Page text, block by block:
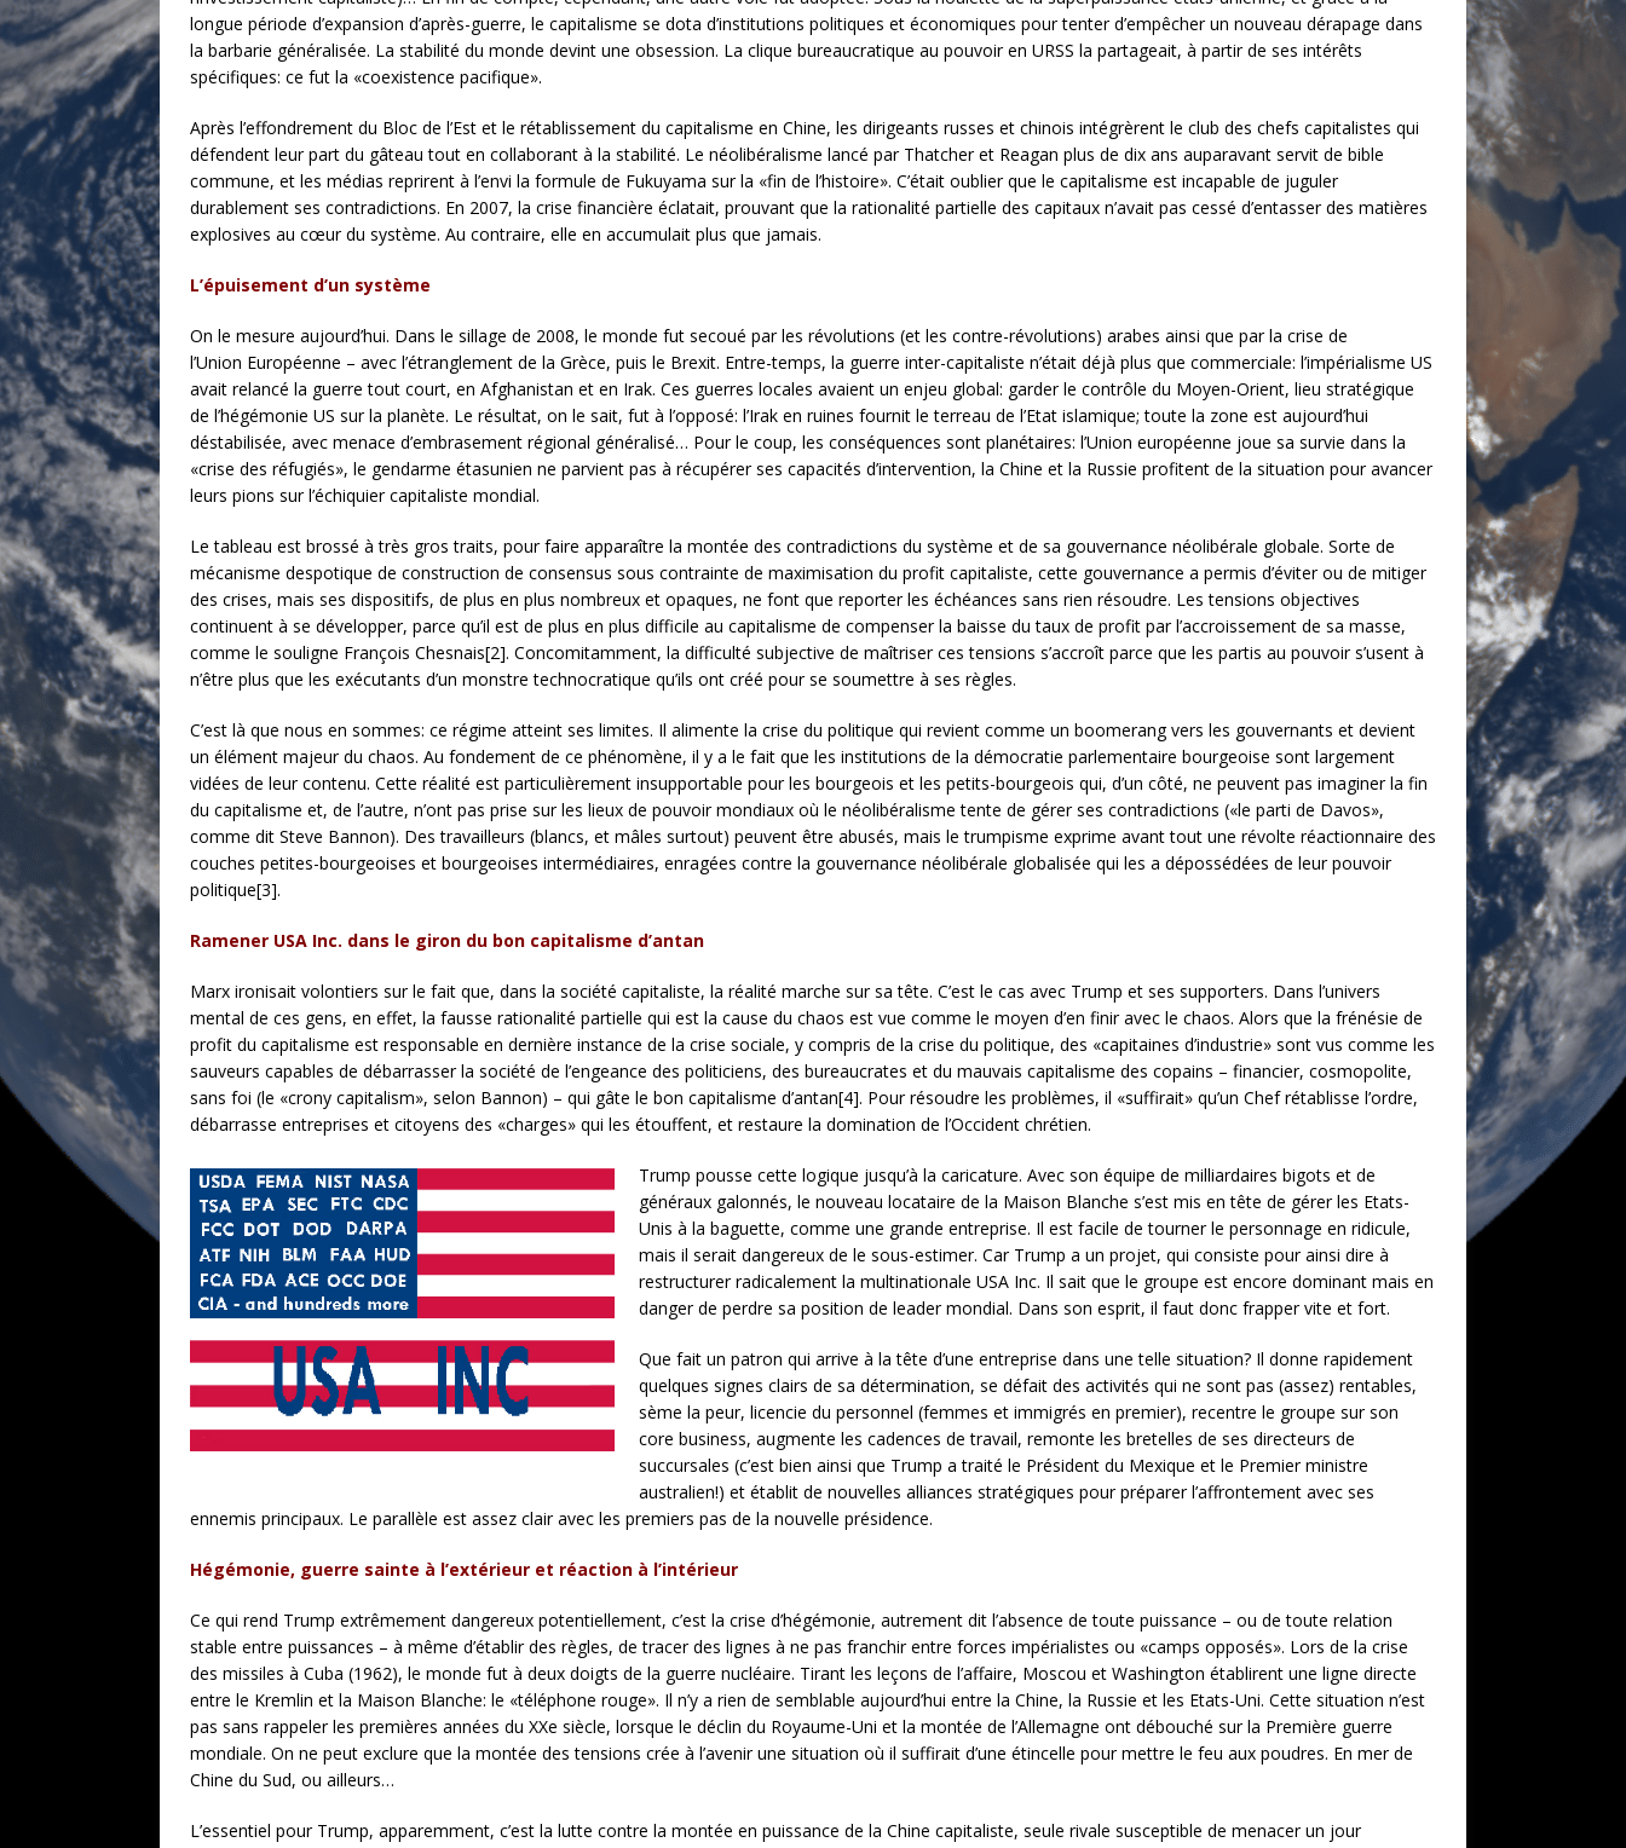
longue période d’expansion d’après-guerre, le capitalisme se dota d’institutions politiques et économiques pour tenter d’empêcher un nouveau dérapage dans
la barbarie généralisée. La stabilité du monde devint une obsession. La clique bureaucratique au pouvoir en URSS la partageait, à partir de ses intérêts
spécifiques: ce fut la «coexistence pacifique».
Après l’effondrement du Bloc de l’Est et le rétablissement du capitalisme en Chine, les dirigeants russes et chinois intégrèrent le club des chefs capitalistes qui
défendent leur part du gâteau tout en collaborant à la stabilité. Le néolibéralisme lancé par Thatcher et Reagan plus de dix ans auparavant servit de bible
commune, et les médias reprirent à l’envi la formule de Fukuyama sur la «fin de l’histoire». C’était oublier que le capitalisme est incapable de juguler
durablement ses contradictions. En 2007, la crise financière éclatait, prouvant que la rationalité partielle des capitaux n’avait pas cessé d’entasser des matières
explosives au cœur du système. Au contraire, elle en accumulait plus que jamais.
L’épuisement d’un système
On le mesure aujourd’hui. Dans le sillage de 2008, le monde fut secoué par les révolutions (et les contre-révolutions) arabes ainsi que par la crise de
l’Union Européenne – avec l’étranglement de la Grèce, puis le Brexit. Entre-temps, la guerre inter-capitaliste n’était déjà plus que commerciale: l’impérialisme US
avait relancé la guerre tout court, en Afghanistan et en Irak. Ces guerres locales avaient un enjeu global: garder le contrôle du Moyen-Orient, lieu stratégique
de l’hégémonie US sur la planète. Le résultat, on le sait, fut à l’opposé: l’Irak en ruines fournit le terreau de l’Etat islamique; toute la zone est aujourd’hui
déstabilisée, avec menace d’embrasement régional généralisé… Pour le coup, les conséquences sont planétaires: l’Union européenne joue sa survie dans la
«crise des réfugiés», le gendarme étasunien ne parvient pas à récupérer ses capacités d’intervention, la Chine et la Russie profitent de la situation pour avancer
leurs pions sur l’échiquier capitaliste mondial.
Le tableau est brossé à très gros traits, pour faire apparaître la montée des contradictions du système et de sa gouvernance néolibérale globale. Sorte de
mécanisme despotique de construction de consensus sous contrainte de maximisation du profit capitaliste, cette gouvernance a permis d’éviter ou de mitiger
des crises, mais ses dispositifs, de plus en plus nombreux et opaques, ne font que reporter les échéances sans rien résoudre. Les tensions objectives
continuent à se développer, parce qu’il est de plus en plus difficile au capitalisme de compenser la baisse du taux de profit par l’accroissement de sa masse,
comme le souligne François Chesnais[2]. Concomitamment, la difficulté subjective de maîtriser ces tensions s’accroît parce que les partis au pouvoir s’usent à
n’être plus que les exécutants d’un monstre technocratique qu’ils ont créé pour se soumettre à ses règles.
C’est là que nous en sommes: ce régime atteint ses limites. Il alimente la crise du politique qui revient comme un boomerang vers les gouvernants et devient
un élément majeur du chaos. Au fondement de ce phénomène, il y a le fait que les institutions de la démocratie parlementaire bourgeoise sont largement
vidées de leur contenu. Cette réalité est particulièrement insupportable pour les bourgeois et les petits-bourgeois qui, d’un côté, ne peuvent pas imaginer la fin
du capitalisme et, de l’autre, n’ont pas prise sur les lieux de pouvoir mondiaux où le néolibéralisme tente de gérer ses contradictions («le parti de Davos»,
comme dit Steve Bannon). Des travailleurs (blancs, et mâles surtout) peuvent être abusés, mais le trumpisme exprime avant tout une révolte réactionnaire des
couches petites-bourgeoises et bourgeoises intermédiaires, enragées contre la gouvernance néolibérale globalisée qui les a dépossédées de leur pouvoir
politique[3].
Ramener USA Inc. dans le giron du bon capitalisme d’antan
Marx ironisait volontiers sur le fait que, dans la société capitaliste, la réalité marche sur sa tête. C’est le cas avec Trump et ses supporters. Dans l’univers
mental de ces gens, en effet, la fausse rationalité partielle qui est la cause du chaos est vue comme le moyen d’en finir avec le chaos. Alors que la frénésie de
profit du capitalisme est responsable en dernière instance de la crise sociale, y compris de la crise du politique, des «capitaines d’industrie» sont vus comme les
sauveurs capables de débarrasser la société de l’engeance des politiciens, des bureaucrates et du mauvais capitalisme des copains – financier, cosmopolite,
sans foi (le «crony capitalism», selon Bannon) – qui gâte le bon capitalisme d’antan[4]. Pour résoudre les problèmes, il «suffirait» qu’un Chef rétablisse l’ordre,
débarrasse entreprises et citoyens des «charges» qui les étouffent, et restaure la domination de l’Occident chrétien.
Trump pousse cette logique jusqu’à la caricature. Avec son équipe de milliardaires bigots et de
généraux galonnés, le nouveau locataire de la Maison Blanche s’est mis en tête de gérer les Etats-
Unis à la baguette, comme une grande entreprise. Il est facile de tourner le personnage en ridicule,
mais il serait dangereux de le sous-estimer. Car Trump a un projet, qui consiste pour ainsi dire à
restructurer radicalement la multinationale USA Inc. Il sait que le groupe est encore dominant mais en
danger de perdre sa position de leader mondial. Dans son esprit, il faut donc frapper vite et fort.
Que fait un patron qui arrive à la tête d’une entreprise dans une telle situation? Il donne rapidement
quelques signes clairs de sa détermination, se défait des activités qui ne sont pas (assez) rentables,
sème la peur, licencie du personnel (femmes et immigrés en premier), recentre le groupe sur son
core business, augmente les cadences de travail, remonte les bretelles de ses directeurs de
succursales (c’est bien ainsi que Trump a traité le Président du Mexique et le Premier ministre
australien!) et établit de nouvelles alliances stratégiques pour préparer l’affrontement avec ses
ennemis principaux. Le parallèle est assez clair avec les premiers pas de la nouvelle présidence.
Hégémonie, guerre sainte à l’extérieur et réaction à l’intérieur
Ce qui rend Trump extrêmement dangereux potentiellement, c’est la crise d’hégémonie, autrement dit l’absence de toute puissance – ou de toute relation
stable entre puissances – à même d’établir des règles, de tracer des lignes à ne pas franchir entre forces impérialistes ou «camps opposés». Lors de la crise
des missiles à Cuba (1962), le monde fut à deux doigts de la guerre nucléaire. Tirant les leçons de l’affaire, Moscou et Washington établirent une ligne directe
entre le Kremlin et la Maison Blanche: le «téléphone rouge». Il n’y a rien de semblable aujourd’hui entre la Chine, la Russie et les Etats-Uni. Cette situation n’est
pas sans rappeler les premières années du XXe siècle, lorsque le déclin du Royaume-Uni et la montée de l’Allemagne ont débouché sur la Première guerre
mondiale. On ne peut exclure que la montée des tensions crée à l’avenir une situation où il suffirait d’une étincelle pour mettre le feu aux poudres. En mer de
Chine du Sud, ou ailleurs…
L’essentiel pour Trump, apparemment, c’est la lutte contre la montée en puissance de la Chine capitaliste, seule rivale susceptible de menacer un jour